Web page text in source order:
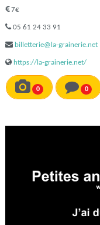
7€
05 61 24 33 91
billetterie@la-grainerie.net
https://la-grainerie.net/
0 0